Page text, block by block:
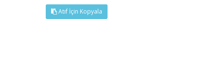
Atıf İçin Kopyala